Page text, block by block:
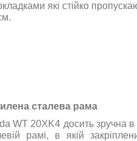
які стійко
сталева рама
WT 20XK4 досить зручна в
рамі, в якій